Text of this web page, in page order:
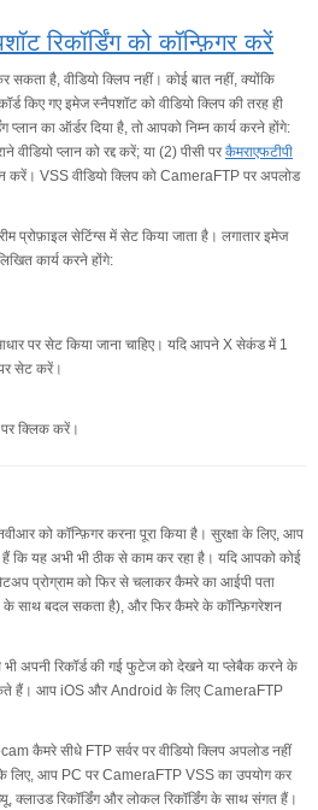
रिकॉर्डिंग को कॉन्फ़िगर करें
है, वीडियो क्लिप नहीं। कोई बात नहीं, क्योंकि
किए गए इमेज स्नैपशॉट को वीडियो क्लिप की तरह ही
प्लान का ऑर्डर दिया है, तो आपको निम्न कार्य करने होंगे:
प्लान को रद्द करें; या (2) पीसी परकैमराएफटीपी
करें। VSS वीडियो क्लिप को CameraFTP पर अपलोड
प्रोफ़ाइल सेटिंग्स में सेट किया जाता है। लगातार इमेज
कार्य करने होंगे:
पर सेट किया जाना चाहिए। यदि आपने X सेकंड में 1
सेट करें।
क्लिक करें।
को कॉन्फ़िगर करना पूरा किया है। सुरक्षा के लिए, आप
कि यह अभी भी ठीक से काम कर रहा है। यदि आपको कोई
प्रोग्राम को फिर से चलाकर कैमरे का आईपी पता
के साथ बदल सकता है), और फिर कैमरे के कॉन्फ़िगरेशन
अपनी रिकॉर्ड की गई फुटेज को देखने या प्लेबैक करने के
हैं। आप iOS और Android के लिए CameraFTP
कैमरे सीधे FTP सर्वर पर वीडियो क्लिप अपलोड नहीं
लिए, आप PC पर CameraFTP VSS का उपयोग कर
रिकॉर्डिंग और लोकल रिकॉर्डिंग के साथ संगत हैं।